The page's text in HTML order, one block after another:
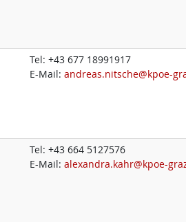
Tel:+43 677 18991917
E-Mail:andreas.nitsche@kpoe-
Tel:+43 664 5127576
E-Mail:alexandra.kahr@kpoe-